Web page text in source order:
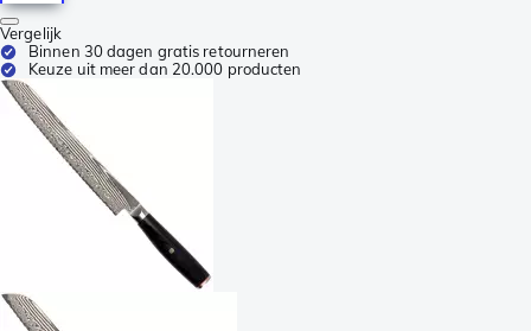
Vergelijk
Binnen 30 dagen gratis retourneren
Keuze uit meer dan 20.000 producten